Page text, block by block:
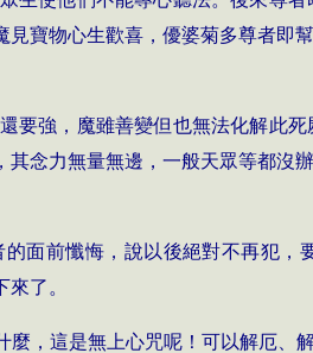
寶物心生歡喜， 優婆菊多尊者即
要強，魔雖善變但也無法化解此
念力無量無邊，一般天眾等都沒
的面前懺悔，說以後絕對不再犯，
了。
，這是無上心咒呢！可以解厄、解